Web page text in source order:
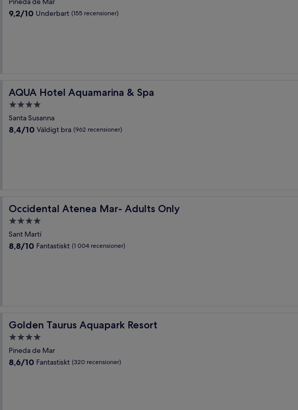
boende
9.2
9,2/10 Underbart (155 recensioner)
AQUA Hotel Aquamarina & Spa
AQUA Hotel Aquamarina & Spa
4.0-
stjärnigt
boende
Santa Susanna
8.4
8,4/10 Väldigt bra (962 recensioner)
Occidental Atenea Mar- Adults Only
Occidental Atenea Mar- Adults Only
4.0-
stjärnigt
boende
Sant Martí
8.8
8,8/10 Fantastiskt (1 004 recensioner)
Golden Taurus Aquapark Resort
Golden Taurus Aquapark Resort
4.0-
stjärnigt
boende
Pineda de Mar
8.6
8,6/10 Fantastiskt (320 recensioner)